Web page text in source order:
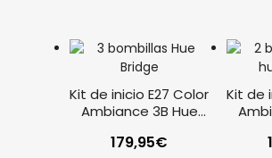
Kit de inicio E27 Color
Ambiance 3B Hue
179,95€
Kit de